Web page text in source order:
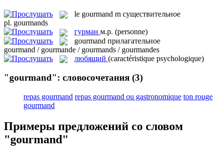
le gourmand m существительное
pl. gourmands
гурман м.р. (personne)
gourmand прилагательное
gourmand / gourmande / gourmands / gourmandes
любящий (caractéristique psychologique)
"gourmand": словосочетания (3)
repas gourmand repas gourmand ou gastronomique ton rouge
gourmand
Примеры предложений со словом
"gourmand"